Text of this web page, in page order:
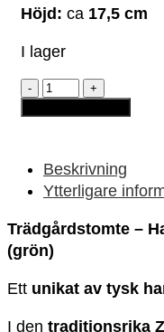
Höjd: ca 17,5 cm
I lager
Trädgårdstomte
-
Hartmut
och
träkärra
(grön)
Beskrivning
Ytterligare
Trädgårdstomte –
(grön)
Ett unikat av tysk
I den traditionsrika